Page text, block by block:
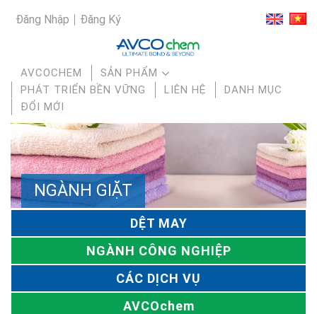
Đăng Nhập Đăng Ký
AVCOCHEM
SẢN PHẨM
PHÁT TRIỂN BỀN VỮNG
LIÊN HỆ
DANH MỤC
ĐỔI MỚI
NGÀNH GIẶT
DỆT MAY
NGÀNH CÔNG NGHIỆP
CÁC DỊCH VỤ
AVCOchem